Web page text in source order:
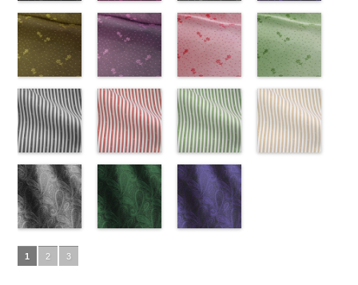
テル100％
DOLCELABY
6000
FairyRose
6000
6000
FairyRose
6000
AK203-31 グ
レー 花柄 キ
ュプラ100％
DOLCELABY、
6000
AK203-29 オ
レンジ
花柄
キュプラ
100％
FairyRose
6000
AK203-27 グ
リーン 花柄
キュプラ
100％
FairyRose
6000
11 ベージュ
花柄 キュプ
ラ100％
DOLCELABY、
6000
ラック
(AK201-
55/LT)
http://www.anys.co.jp/wp-
55.jpg
AK201-55 ブ
ラック 花柄
ドット キュ
DOLCELABY、
FairyRose
6000
ンク(AK201-
53/LT)
http://www.anys.co.jp/wp-
content/uploads/2013/05/ak201-
AK201-53 ピ
ンク 花柄ド
ット キュプ
ラ100％
FairyRose
6000
レー(AK201-
52/LT)
http://www.anys.co.jp/wp-
content/uploads/2013/04/ak201-
AK201-52 グ
レー 花柄ド
ット キュプ
ラ100％
FairyRose
6000
イビー
(AK201-
50/LT)
http://
50.jpg
AK201-50 ネ
イビー 花柄
ドット キュ
エロー
(AK201-
34/LT)
http://www.anys.co.jp/wp-
34.jpg
AK201-34 イ
エロー 花柄
ドット キュ
DOLCELABY、
FairyRose
ープル
(AK201-
33/LT)
http://www.anys.co.jp/wp-
33.jpg
AK201-33 パ
ープル 花柄
ドット
キュ
ッド(AK201-
29/LT)
http://www.anys.co.jp/wp-
content/uploads/2013/04/ak201-
AK201-29 レ
ッド 花柄ド
ット キュプ
ラ100％
リーン
(AK201-
27/LT)
http://
ライプブラッ
ク(AKL5300-
5/LT)
http://www.anys.co.jp/wp-
5.jpg
AKL5300-5
ライプレッド
(AKL5300-
4/LT)
http://www.anys.co.jp/wp-
ライプグリー
ン(AKL5300-
3/LT)
http://www.anys.co.jp/wp-
グレー
(AK105-
1 2 3